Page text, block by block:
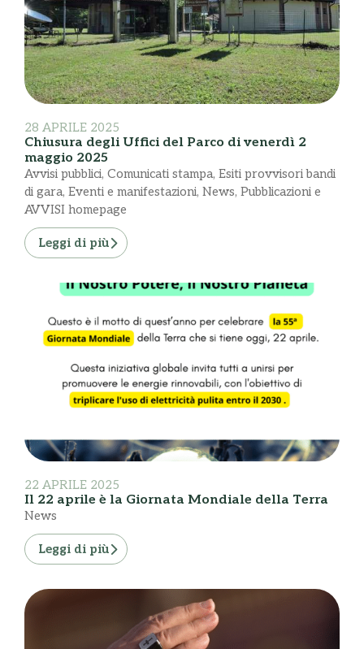
28 APRILE 2025
Chiusura degli Uffici del Parco di venerdì 2
maggio 2025
Avvisi pubblici, Comunicati stampa, Esiti provvisori bandi
di gara, Eventi e manifestazioni, News, Pubblicazioni e
AVVISI homepage
Leggi di più
22 APRILE 2025
Il 22 aprile è la Giornata Mondiale della Terra
News
Leggi di più